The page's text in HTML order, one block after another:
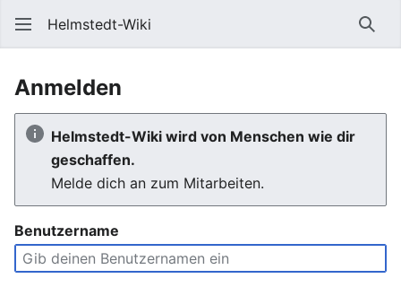
Helmstedt-Wiki
Anmelden
Helmstedt-Wiki wird von Menschen wie dir
geschaffen.
Melde dich an zum Mitarbeiten.
Benutzername